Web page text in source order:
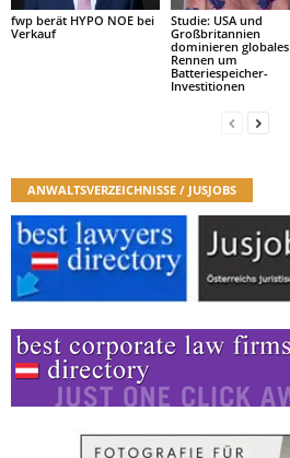
fwp berät HYPO NOE bei
Verkauf
Studie: USA und
Großbritannien
dominieren globales
Rennen um
Batteriespeicher-
Investitionen
ANWALTSVERZEICHNISSE / JUSJOBS